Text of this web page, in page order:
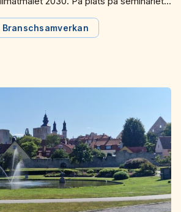
och delade sina egna visioner för
Branschsamverkan